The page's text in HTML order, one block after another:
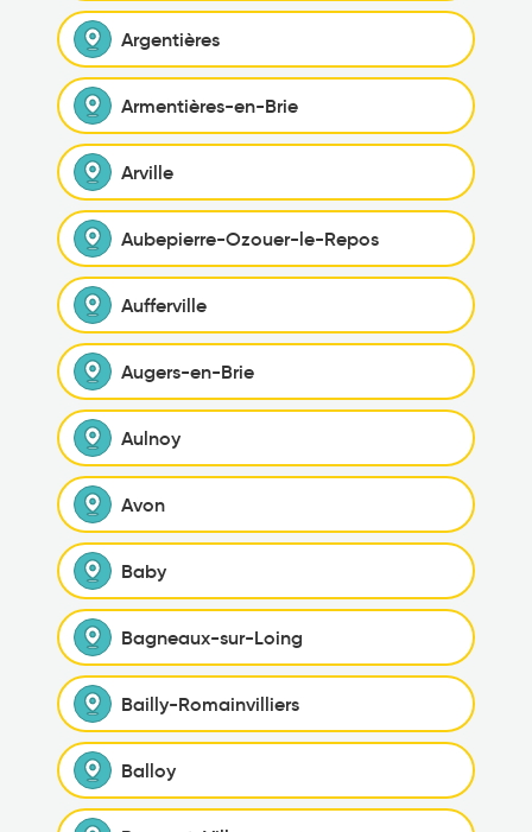
Argentières
Armentières-en-Brie
Arville
Aubepierre-Ozouer-le-Repos
Aufferville
Augers-en-Brie
Aulnoy
Avon
Baby
Bagneaux-sur-Loing
Bailly-Romainvilliers
Balloy